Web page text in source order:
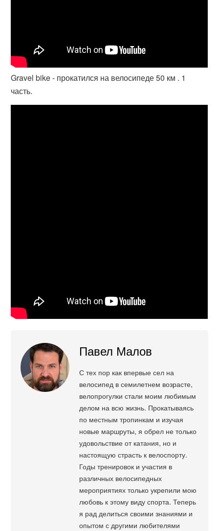
Gravel bike - прокатился на велосипеде 50 км . 1
часть.
Павел Малов
С тех пор как впервые сел на
велосипед в семилетнем возрасте,
велопрогулки стали моим любимым
делом на всю жизнь. Прокатываясь
по местным тропинкам и изучая
новые маршруты, я обрел не только
удовольствие от катания, но и
настоящую страсть к велоспорту.
Годы тренировок и участия в
различных велосипедных
мероприятиях только укрепили мою
любовь к этому виду спорта. Теперь
я рад делиться своими знаниями и
опытом с другими любителями